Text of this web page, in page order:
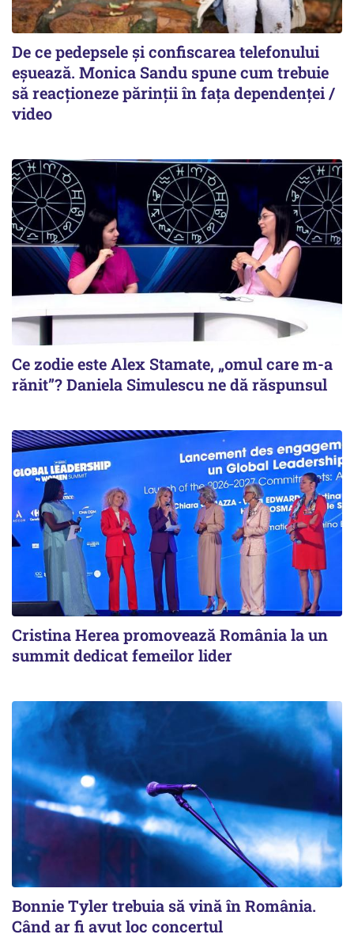
De ce pedepsele și confiscarea telefonului
eșuează. Monica Sandu spune cum trebuie
să reacționeze părinții în fața dependenței /
video
Ce zodie este Alex Stamate, „omul care m-a
rănit”? Daniela Simulescu ne dă răspunsul
Cristina Herea promovează România la un
summit dedicat femeilor lider
Bonnie Tyler trebuia să vină în România.
Când ar fi avut loc concertul